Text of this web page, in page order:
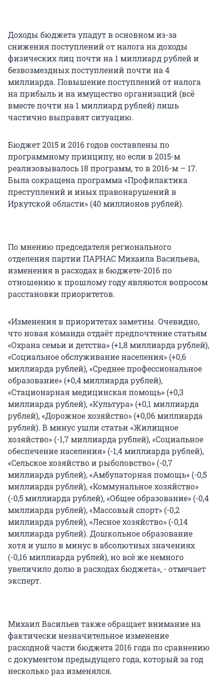
Доходы бюджета упадут в основном из-за
снижения поступлений от налога на доходы
физических лиц почти на 1 миллиард рублей и
безвозмездных поступлений почти на 4
миллиарда. Повышение поступлений от налога
на прибыль и на имущество организаций (всё
вместе почти на 1 миллиард рублей) лишь
частично выправят ситуацию.
Бюджет 2015 и 2016 годов составлены по
программному принципу, но если в 2015-м
реализовывалось 18 программ, то в 2016-м – 17.
Была сокращена программа «Профилактика
преступлений и иных правонарушений в
Иркутской области» (40 миллионов рублей).
По мнению председателя регионального
отделения партии ПАРНАС Михаила Васильева,
изменения в расходах в бюджете-2016 по
отношению к прошлому году являются вопросом
расстановки приоритетов.
«Изменения в приоритетах заметны. Очевидно,
что новая команда отдаёт предпочтение статьям
«Охрана семьи и детства» (+1,8 миллиарда рублей),
«Социальное обслуживание населения» (+0,6
миллиарда рублей), «Среднее профессиональное
образование» (+0,4 миллиарда рублей),
«Стационарная медицинская помощь» (+0,3
миллиарда рублей), «Культура» (+0,1 миллиарда
рублей), «Дорожное хозяйство» (+0,06 миллиарда
рублей). В минус ушли статьи «Жилищное
хозяйство» (-1,7 миллиарда рублей), «Социальное
обеспечение населения» (-1,4 миллиарда рублей),
«Сельское хозяйство и рыболовство» (-0,7
миллиарда рублей), «Амбулаторная помощь» (-0,5
миллиарда рублей), «Коммунальное хозяйство»
(-0,5 миллиарда рублей), «Общее образование» (-0,4
миллиарда рублей), «Массовый спорт» (-0,2
миллиарда рублей), «Лесное хозяйство» (-0,14
миллиарда рублей). Дошкольное образование
хотя и ушло в минус в абсолютных значениях
(-0,16 миллиарда рублей), но всё же немного
увеличило долю в расходах бюджета», - отмечает
эксперт.
Михаил Васильев также обращает внимание на
фактически незначительное изменение
расходной части бюджета 2016 года по сравнению
с документом предыдущего года, который за год
несколько раз изменялся.